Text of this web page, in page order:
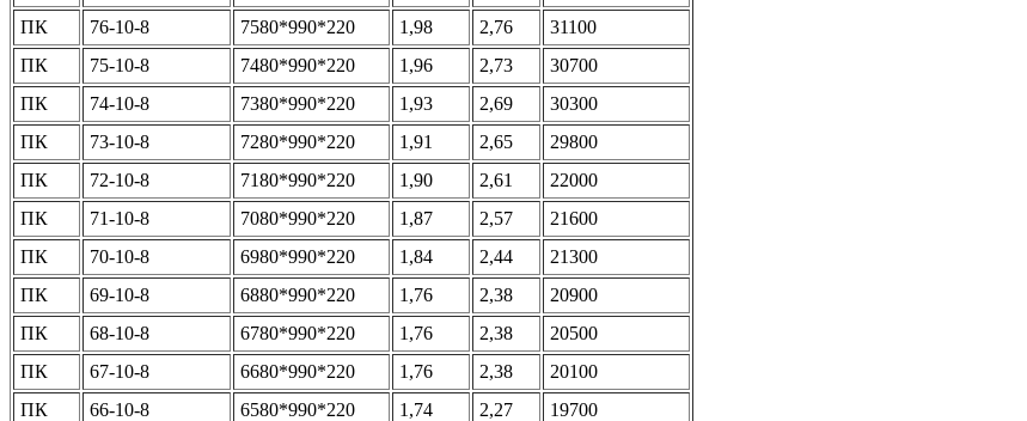
ПК
76-10-8 7580*990*220 1,98 2,76
31100
ПК
75-10-8 7480*990*220 1,96 2,73
30700
ПК
74-10-8 7380*990*220 1,93 2,69
30300
ПК
73-10-8 7280*990*220 1,91 2,65
29800
ПК
72-10-8 7180*990*220 1,90 2,61
22000
ПК
71-10-8 7080*990*220 1,87 2,57
21600
ПК
70-10-8 6980*990*220 1,84 2,44
21300
ПК
69-10-8 6880*990*220 1,76 2,38
20900
ПК
68-10-8 6780*990*220 1,76 2,38
20500
ПК
67-10-8 6680*990*220 1,76 2,38
20100
ПК
66-10-8 6580*990*220 1,74 2,27
19700